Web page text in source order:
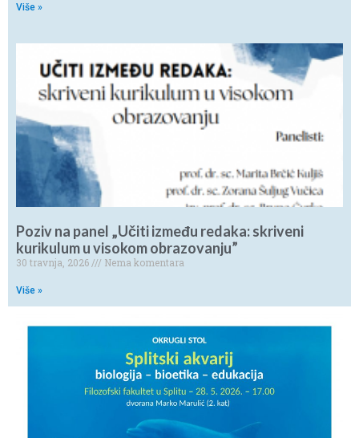
Više »
Poziv na panel „Učiti između redaka: skriveni
kurikulum u visokom obrazovanju”
30 travnja, 2026 Nema komentara
Više »